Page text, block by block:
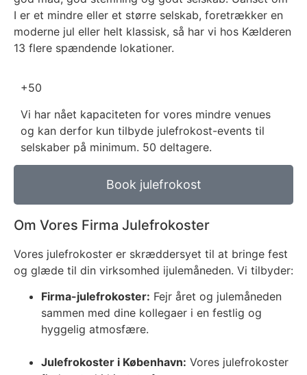
I er et mindre eller et større selskab, foretrækker en
moderne jul eller helt klassisk, så har vi hos Kælderen
13 flere spændende lokationer.
+50
Vi har nået kapaciteten for vores mindre venues
og kan derfor kun tilbyde julefrokost-events til
selskaber på minimum. 50 deltagere.
Book julefrokost
Om Vores Firma Julefrokoster
Vores julefrokoster er skræddersyet til at bringe fest
og glæde til din virksomhed ijulemåneden. Vi tilbyder:
Firma-julefrokoster: Fejr året og julemåneden
sammen med dine kollegaer i en festlig og
hyggelig atmosfære.
Julefrokoster i København: Vores julefrokoster